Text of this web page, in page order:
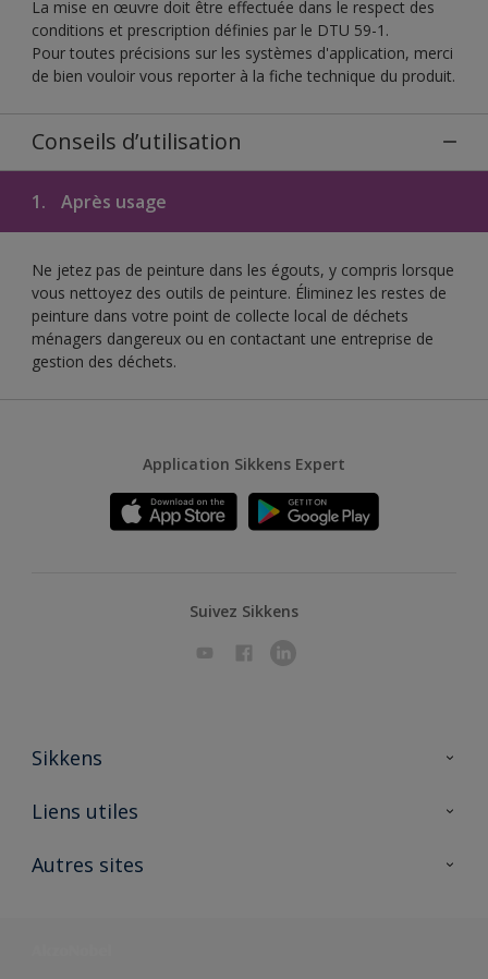
La mise en œuvre doit être effectuée dans le respect des
conditions et prescription définies par le DTU 59-1.
Pour toutes précisions sur les systèmes d'application, merci
de bien vouloir vous reporter à la fiche technique du produit.
Conseils d’utilisation
1. Après usage
Ne jetez pas de peinture dans les égouts, y compris lorsque
vous nettoyez des outils de peinture. Éliminez les restes de
peinture dans votre point de collecte local de déchets
ménagers dangereux ou en contactant une entreprise de
gestion des déchets.
Application Sikkens Expert
Suivez Sikkens
Sikkens
A propos de Sikkens
Liens utiles
Ouvrir un magasin PASS
Autres sites